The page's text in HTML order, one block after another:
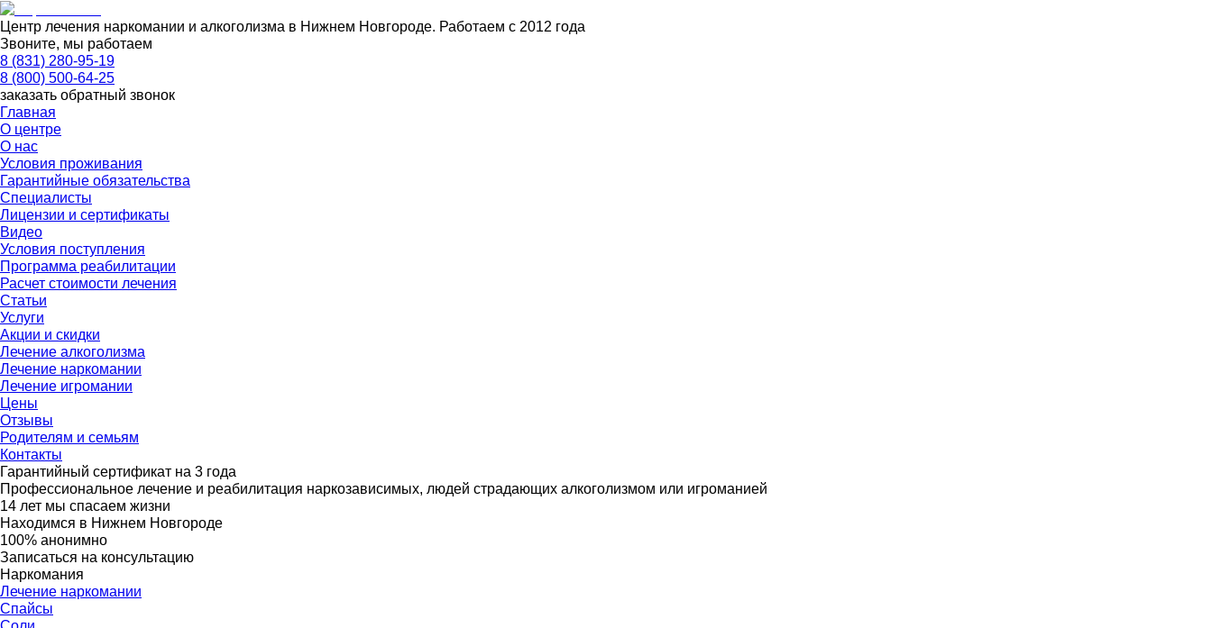
Центр лечения наркомании и алкоголизма в Нижнем Новгороде. Работаем с 2012 года
Звоните, мы работаем
8 (831) 280-95-19
8 (800) 500-64-25
заказать обратный звонок
Главная
О центре
О нас
Условия проживания
Гарантийные обязательства
Специалисты
Лицензии и сертификаты
Видео
Условия поступления
Программа реабилитации
Расчет стоимости лечения
Статьи
Услуги
Акции и скидки
Лечение алкоголизма
Лечение наркомании
Лечение игромании
Цены
Отзывы
Родителям и семьям
Контакты
Гарантийный сертификат на 3 года
Профессиональное лечение и реабилитация наркозависимых, людей страдающих алкоголизмом или игроманией
14 лет мы спасаем жизни
Находимся в Нижнем Новгороде
100% анонимно
Записаться на консультацию
Наркомания
Лечение наркомании
Спайсы